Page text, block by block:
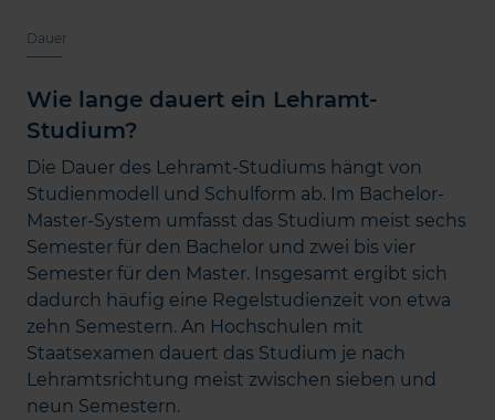
Dauer
Wie lange dauert ein Lehramt-
Studium?
Die Dauer des Lehramt-Studiums hängt von
Studienmodell und Schulform ab. Im Bachelor-
Master-System umfasst das Studium meist sechs
Semester für den Bachelor und zwei bis vier
Semester für den Master. Insgesamt ergibt sich
dadurch häufig eine Regelstudienzeit von etwa
zehn Semestern. An Hochschulen mit
Staatsexamen dauert das Studium je nach
Lehramtsrichtung meist zwischen sieben und
neun Semestern.